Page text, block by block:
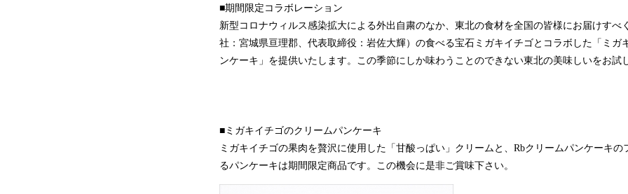
■期間限定コラボレーション
新型コロナウィルス感染拡大による外出自粛のなか、東北の食材を全国の皆様にお届けすべ
社：宮城県亘理郡、代表取締役：岩佐大輝）の食べる宝石ミガキイチゴとコラボした「ミガ
ンケーキ」を提供いたします。この季節にしか味わうことのできない東北の美味しいをお試
■ミガキイチゴのクリームパンケーキ
ミガキイチゴの果肉を贅沢に使用した「甘酸っぱい」クリームと、Rbクリームパンケーキの
るパンケーキは期間限定商品です。この機会に是非ご賞味下さい。